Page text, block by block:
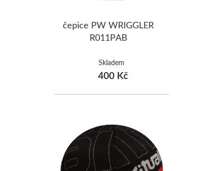
čepice PW WRIGGLER
R011PAB
Skladem
400 Kč